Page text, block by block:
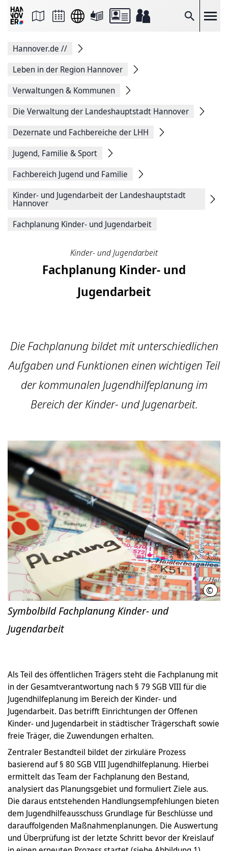
Suche
Seite
Facebook
teilen
Seitenlink
Seite
Hannover.de //
Leben in der Region Hannover
Verwaltungen & Kommunen
Die Verwaltung der Landeshauptstadt Hannover
Dezernate und Fachbereiche der LHH
Jugend, Familie & Sport
Fachbereich Jugend und Familie
Kinder- und Jugendarbeit der Landeshauptstadt
Hannover
Fachplanung Kinder- und Jugendarbeit
Kinder- und Jugendarbeit
Fachplanung Kinder- und
Jugendarbeit
Die Fachplanung bildet mit unterschiedlichen
Aufgaben und Funktionen einen wichtigen Teil
der kommunalen Jugendhilfeplanung im
Bereich der Kinder- und Jugenarbeit.
© LHH
Symbolbild Fachplanung Kinder- und
Jugendarbeit
Als Teil des öffentlichen Trägers steht die Fachplanung mit
in der Gesamtverantwortung nach § 79 SGB VIII für die
Jugendhilfeplanung im Bereich der Kinder- und
Jugendarbeit. Das betrifft Einrichtungen der Offenen
Kinder- und Jugendarbeit in städtischer Trägerschaft sowie
freie Träger, die Zuwendungen erhalten.
Zentraler Bestandteil bildet der zirkuläre Prozess
basierend auf § 80 SGB VIII Jugendhilfeplanung. Hierbei
ermittelt das Team der Fachplanung den Bestand,
analysiert das Planungsgebiet und formuliert Ziele aus.
Die daraus entstehenden Handlungsempfehlungen bieten
dem Jugendhilfeausschuss Grundlage für Beschlüsse und
darauffolgenden Maßnahmenplanungen. Die Auswertung
und Überprüfung ist der letzte Schritt bevor der Kreislauf